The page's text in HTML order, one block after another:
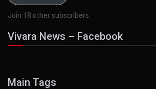
Join 18 other subscribers
Vivara News – Facebook
Main Tags